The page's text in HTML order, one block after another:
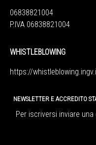
06838821004
P.IVA 06838821004
WHISTLEBLOWING
https://whistleblowing.ingv.
NEWSLETTER E ACCREDITO
Per iscriversi inviare una